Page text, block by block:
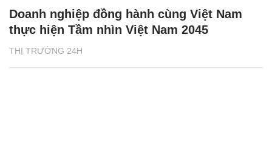
THỊ TRƯỜNG 24H
Doanh nghiệp đồng hành cùng Việt Nam
thực hiện Tầm nhìn Việt Nam 2045